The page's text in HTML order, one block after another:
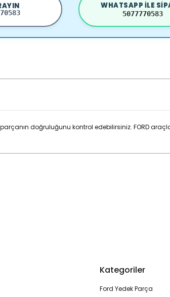
WHATSAPP ILE
5077770583
doğruluğunu kontrol edebilirsiniz. FORD
Kategoriler
Ford Yedek Parça